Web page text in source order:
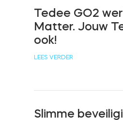
Tedee Keypad PRO
Tedee GO2
Matter. Jouw
ook!
LEES VERDER
Slimme